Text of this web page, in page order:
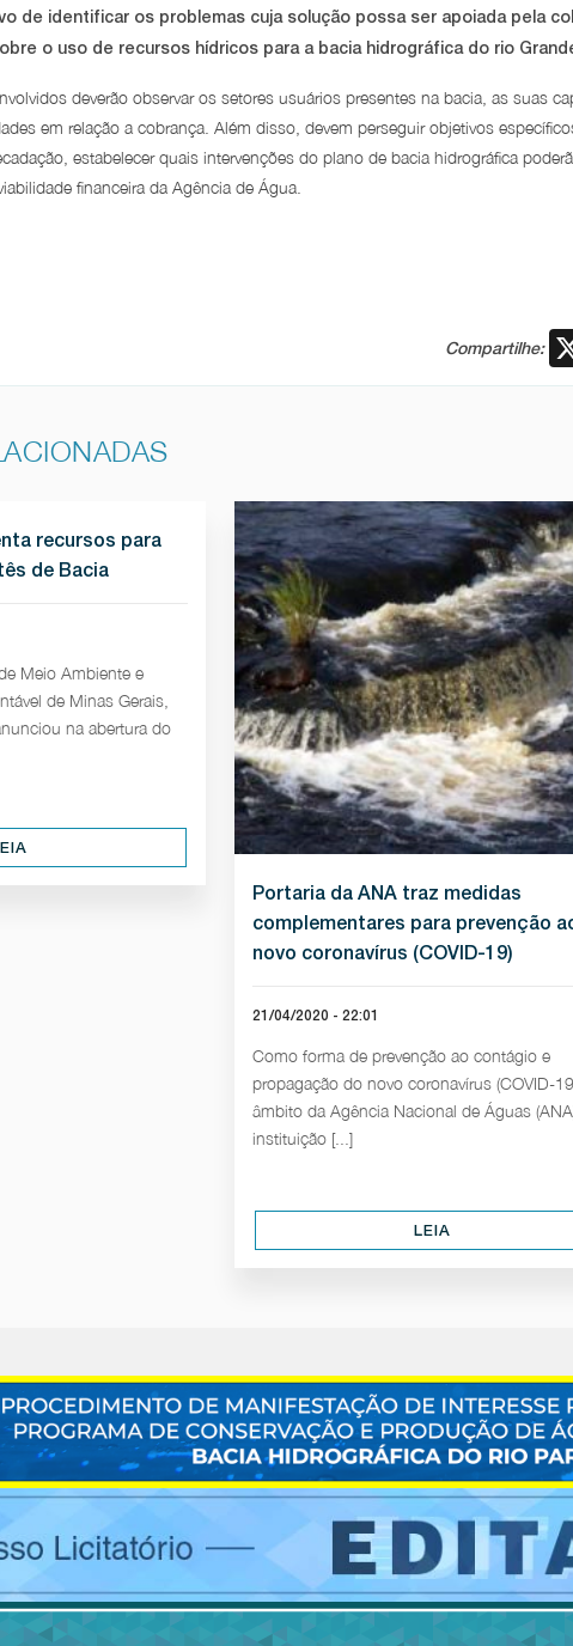
de identificar os problemas cuja solução possa ser apoiada pela
o uso de recursos hídricos para a bacia hidrográfica do rio
deverão observar os setores usuários presentes na bacia, as suas
em relação a cobrança. Além disso, devem perseguir objetivos
estabelecer quais intervenções do plano de bacia hidrográfica
financeira da Agência de Água.
Compartilhe:
recursos para
de Bacia
Meio Ambiente e
de Minas Gerais,
na abertura do
Portaria da ANA traz medidas
complementares para prevenção
novo coronavírus (COVID-19)
21/04/2020 - 22:01
Como forma de prevenção ao contágio e
propagação do novo coronavírus (COVID-
âmbito da Agência Nacional de Águas
instituição [...]
LEIA